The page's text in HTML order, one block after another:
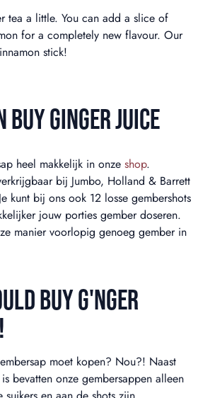
tea a little. You can add a slice of
for a completely new flavour. Our
stick!
BUY GINGER JUICE
heel makkelijk in onze shop.
bij Jumbo, Holland & Barrett
kunt bij ons ook 12 losse gembershots
jouw porties gember doseren.
manier voorlopig genoeg gember in
BUY G'NGER
moet kopen? Nou?! Naast
bevatten onze gembersappen alleen